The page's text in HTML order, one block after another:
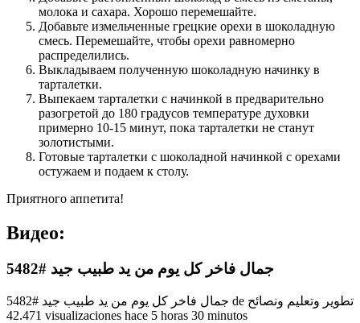
молока и сахара. Хорошо перемешайте.
Добавьте измельченные грецкие орехи в шоколадную
смесь. Перемешайте, чтобы орехи равномерно
распределились.
Выкладываем полученную шоколадную начинку в
тарталетки.
Выпекаем тарталетки с начинкой в предварительно
разогретой до 180 градусов температуре духовки
примерно 10-15 минут, пока тарталетки не станут
золотистыми.
Готовые тарталетки с шоколадной начинкой с орехами
остужаем и подаем к столу.
Приятного аппетита!
Видео:
جمال فاخر كل يوم من يد طبيب جيد #5482
جمال فاخر كل يوم من يد طبيب جيد #5482 de تطوير وتعليم ونصائح
42.471 visualizaciones hace 5 horas 30 minutos